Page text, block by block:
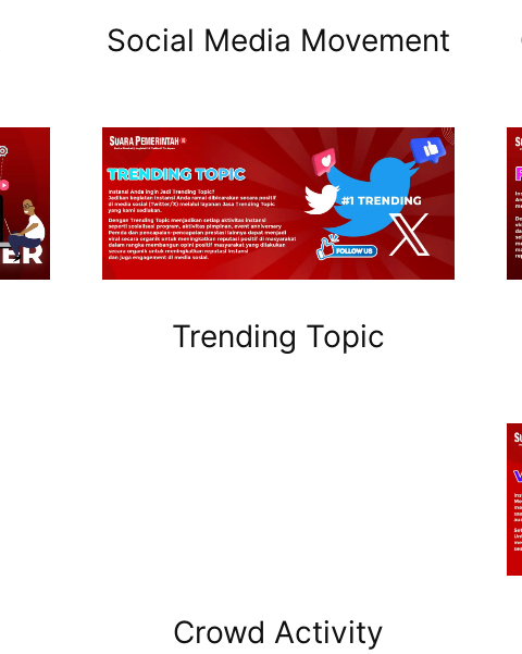
Social Media Movement
Trending Topic
Crowd Activity